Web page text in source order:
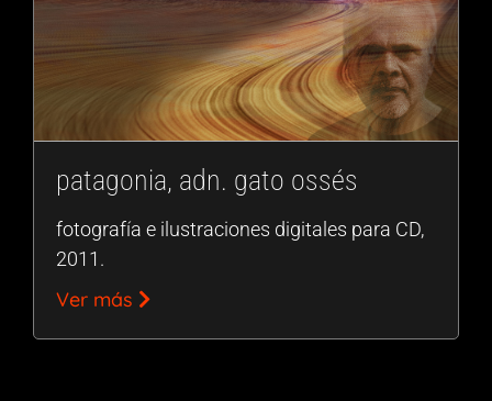
patagonia, adn. gato ossés
fotografía e ilustraciones digitales para CD,
2011.
Ver más